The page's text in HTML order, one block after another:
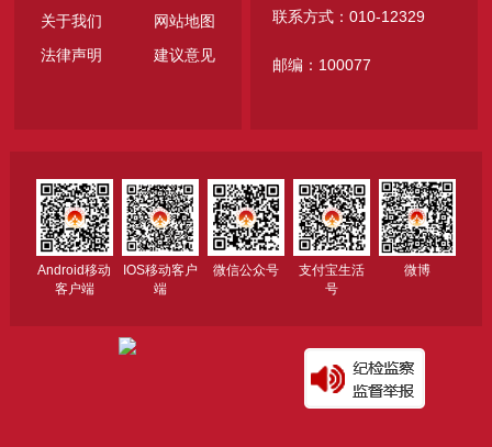
关于我们
网站地图
法律声明
建议意见
联系方式：010-12329
邮编：100077
Android移动
客户端
IOS移动客户
端
微信公众号
支付宝生活
号
微博